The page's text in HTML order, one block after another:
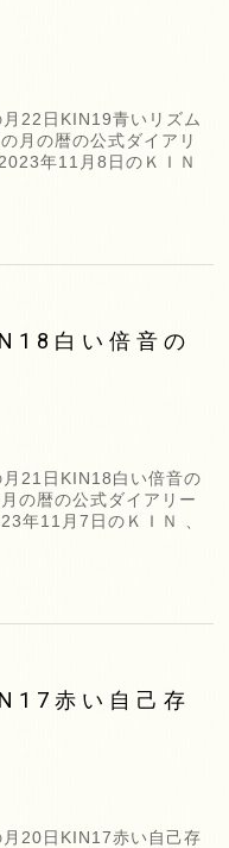
22日KIN19青いリズム
月の暦の公式ダイアリ
年11月8日のＫＩＮ
白い倍音の
21日KIN18白い倍音の
の暦の公式ダイアリー
年11月7日のＫＩＮ 、
赤い自己存
20日KIN17赤い自己存